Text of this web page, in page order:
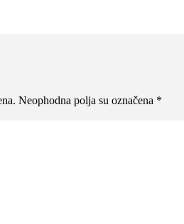
Neophodna polja su označena *